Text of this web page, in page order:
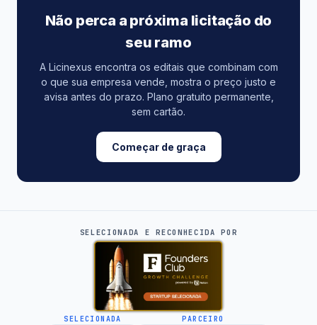
Não perca a próxima licitação do
seu ramo
A Licinexus encontra os editais que combinam com
o que sua empresa vende, mostra o preço justo e
avisa antes do prazo. Plano gratuito permanente,
sem cartão.
Começar de graça
SELECIONADA E RECONHECIDA POR
SELECIONADA PARCEIRO